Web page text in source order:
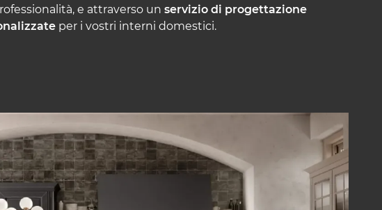
e attraverso un servizio di progettazione
per i vostri interni domestici.